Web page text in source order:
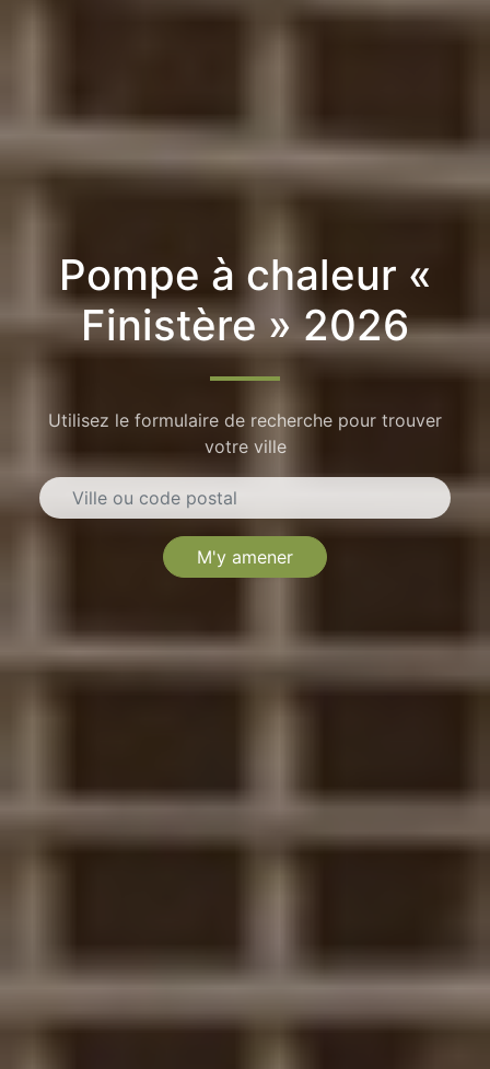
Pompe à chaleur «
Finistère » 2026
Utilisez le formulaire de recherche pour trouver
votre ville
M'y amener